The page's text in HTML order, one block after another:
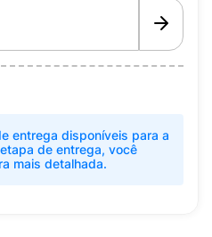
entrega disponíveis para a
de entrega, você
mais detalhada.